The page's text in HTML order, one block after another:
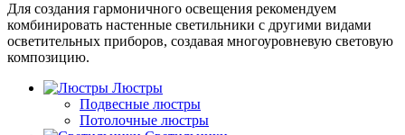
Для создания гармоничного освещения рекомендуем
комбинировать настенные светильники с другими видами
осветительных приборов, создавая многоуровневую световую
композицию.
Люстры
Подвесные люстры
Потолочные люстры